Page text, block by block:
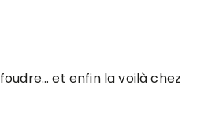
et enfin la voilà chez